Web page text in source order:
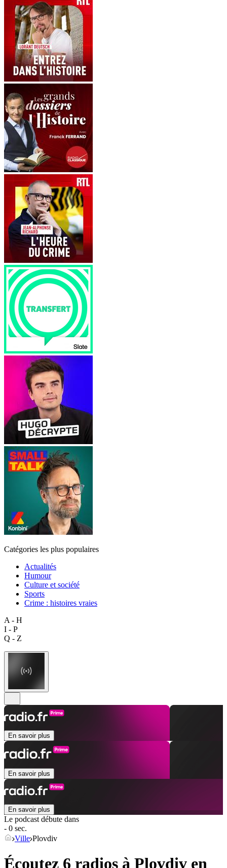
Catégories les plus populaires
Actualités
Humour
Culture et société
Sports
Crime : histoires vraies
A - H
I - P
Q - Z
En savoir plus
En savoir plus
En savoir plus
Le podcast débute dans
- 0 sec.
Ville Plovdiv
Écoutez 6 radios à Plovdiv en